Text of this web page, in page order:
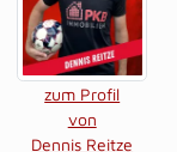
zum Profil
von
Dennis Reitze